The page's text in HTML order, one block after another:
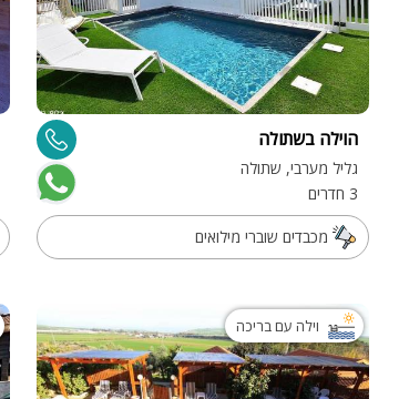
הוילה בשתולה
גליל מערבי, שתולה
3 חדרים
מכבדים שוברי מילואים
וילה עם בריכה